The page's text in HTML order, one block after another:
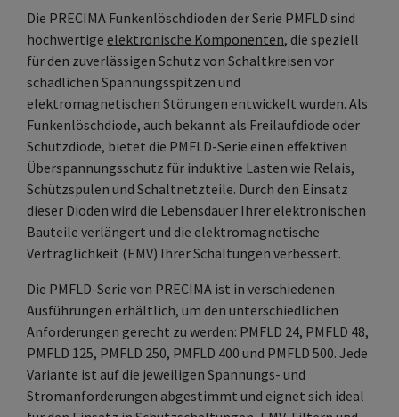
Die PRECIMA Funkenlöschdioden der Serie PMFLD sind
hochwertige elektronische Komponenten, die speziell
für den zuverlässigen Schutz von Schaltkreisen vor
schädlichen Spannungsspitzen und
elektromagnetischen Störungen entwickelt wurden. Als
Funkenlöschdiode, auch bekannt als Freilaufdiode oder
Schutzdiode, bietet die PMFLD-Serie einen effektiven
Überspannungsschutz für induktive Lasten wie Relais,
Schützspulen und Schaltnetzteile. Durch den Einsatz
dieser Dioden wird die Lebensdauer Ihrer elektronischen
Bauteile verlängert und die elektromagnetische
Verträglichkeit (EMV) Ihrer Schaltungen verbessert.
Die PMFLD-Serie von PRECIMA ist in verschiedenen
Ausführungen erhältlich, um den unterschiedlichen
Anforderungen gerecht zu werden: PMFLD 24, PMFLD 48,
PMFLD 125, PMFLD 250, PMFLD 400 und PMFLD 500. Jede
Variante ist auf die jeweiligen Spannungs- und
Stromanforderungen abgestimmt und eignet sich ideal